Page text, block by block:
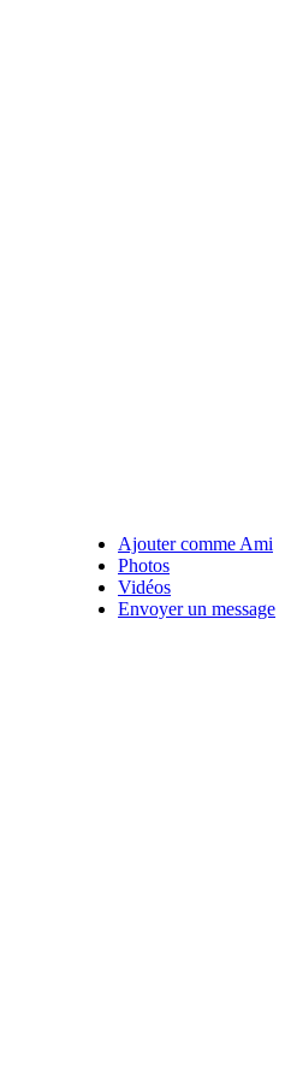
Ajouter comme Ami
Photos
Vidéos
Envoyer un message